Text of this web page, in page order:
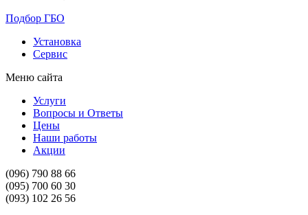
Подбор ГБО
Установка
Сервис
Меню сайта
Услуги
Вопросы и Ответы
Цены
Наши работы
Акции
(096) 790 88 66
(095) 700 60 30
(093) 102 26 56